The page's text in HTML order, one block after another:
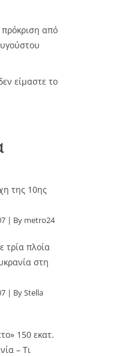
πρόκριση από
είμαστε το
της 10ης
By metro24
τρία πλοία
στη
By Stella
150 εκατ.
– Τι